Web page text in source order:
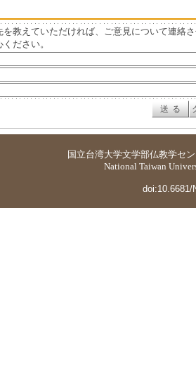
を教えていただければ、ご意見について連絡
ださい。
国立台湾大学文学部仏教学セ
National Taiwan
doi:10.6681/